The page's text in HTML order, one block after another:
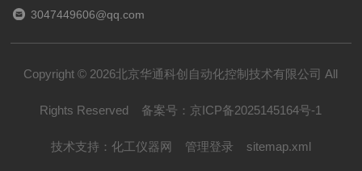
3047449606@qq.com
Copyright © 2026北京华通科创自动化控制技术有限公司 All
Rights Reserved 备案号： 京ICP备2025145164号-1
技术支持： 化工仪器网 管理登录 sitemap.xml